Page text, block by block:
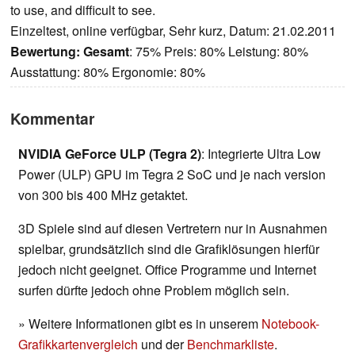
to use, and difficult to see.
Einzeltest, online verfügbar, Sehr kurz, Datum: 21.02.2011
Bewertung: Gesamt: 75% Preis: 80% Leistung: 80%
Ausstattung: 80% Ergonomie: 80%
Kommentar
NVIDIA GeForce ULP (Tegra 2): Integrierte Ultra Low
Power (ULP) GPU im Tegra 2 SoC und je nach version
von 300 bis 400 MHz getaktet.
3D Spiele sind auf diesen Vertretern nur in Ausnahmen
spielbar, grundsätzlich sind die Grafiklösungen hierfür
jedoch nicht geeignet. Office Programme und Internet
surfen dürfte jedoch ohne Problem möglich sein.
» Weitere Informationen gibt es in unserem Notebook-
Grafikkartenvergleich und derBenchmarkliste.